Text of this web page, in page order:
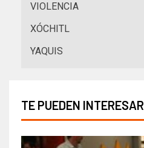
VIOLENCIA
XÓCHITL
YAQUIS
TE PUEDEN INTERESAR